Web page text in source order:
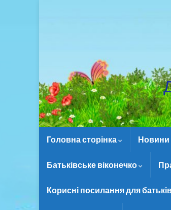
Головна сторінка Новини
Батьківське віконечко
Корисні посилання для